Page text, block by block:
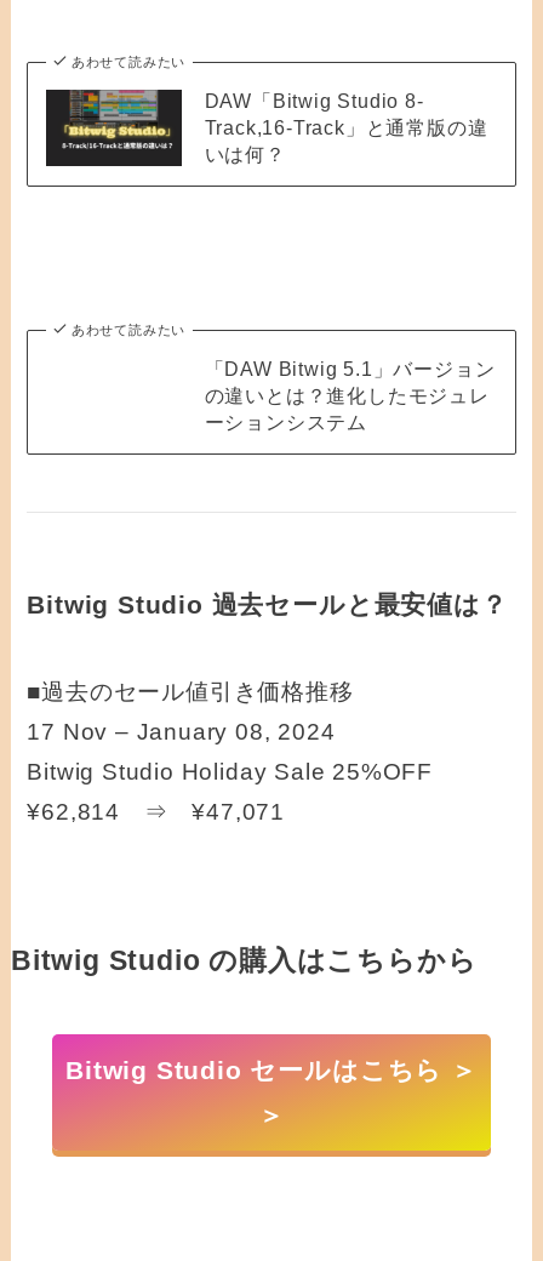
あわせて読みたい
DAW「Bitwig Studio 8-
Track,16-Track」と通常版の違
いは何？
あわせて読みたい
「DAW Bitwig 5.1」バージョン
の違いとは？進化したモジュレ
ーションシステム
Bitwig Studio 過去セールと最安値は？
■過去のセール値引き価格推移
17 Nov – January 08, 2024
Bitwig Studio Holiday Sale 25%OFF
¥62,814 ⇒ ¥47,071
Bitwig Studio の購入はこちらから
Bitwig Studio セールはこちら ＞
＞